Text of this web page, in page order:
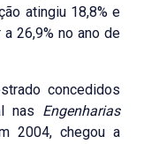
atingiu 18,8% e
26,9% no ano de
concedidos
nas Engenharias
2004, chegou a